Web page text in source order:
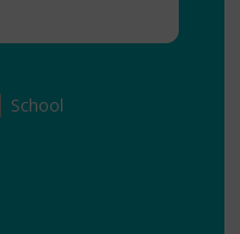
School